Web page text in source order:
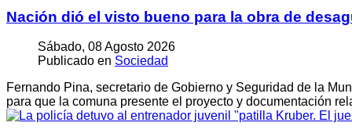
Nación dió el visto bueno para la obra de
Sábado, 08 Agosto 2026
Publicado en Sociedad
Fernando Pina, secretario de Gobierno y Seguridad de la
para que la comuna presente el proyecto y documentación